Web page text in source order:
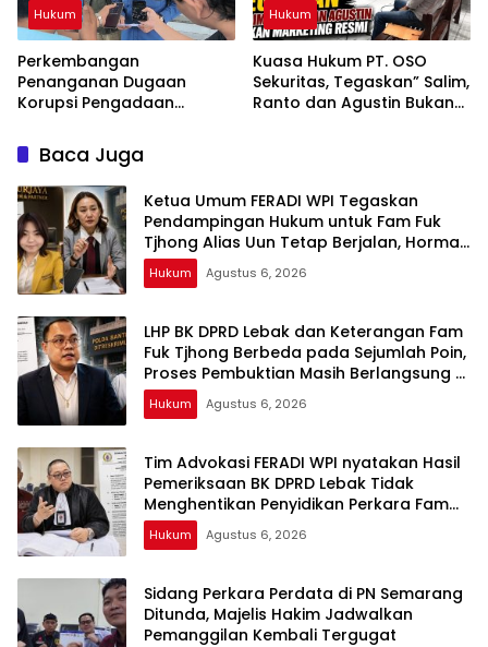
Hukum
Perkembangan
Penanganan Dugaan
Korupsi Pengadaan
LPP RRI, Kejari Depok
Tetapkan Satu Tersangka
Baru
Hukum
Kuasa Hukum PT. OSO
Sekuritas, Tegaskan” Salim,
Ranto dan Agustin Bukan
Baca Juga
Ketua Umum FERADI WPI Tegaskan
Pendampingan Hukum untuk Fam Fuk
Tjhong Alias Uun Tetap Berjalan, Hormati
Proses Penyidikan dan Hasil Pemeriksaan
BK
Hukum Agustus 6, 2026
LHP BK DPRD Lebak dan Keterangan Fam
Fuk Tjhong Berbeda pada Sejumlah Poin,
Proses Pembuktian Masih Berlangsung di
Polda Banten ujar Revan FERADI WPI
Hukum Agustus 6, 2026
Tim Advokasi FERADI WPI nyatakan Hasil
Pemeriksaan BK DPRD Lebak Tidak
Menghentikan Penyidikan Perkara Fam
Fuk Tjhong alias Eyang Uun
Hukum Agustus 6, 2026
Sidang Perkara Perdata di PN Semarang
Ditunda, Majelis Hakim Jadwalkan
Pemanggilan Kembali Tergugat